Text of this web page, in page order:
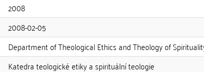
2008
2008-02-05
Department of Theological Ethics and Theology of
Katedra teologické etiky a spirituální teologie